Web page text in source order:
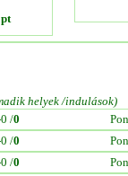
helyek /indulások)
/0
/0
/0